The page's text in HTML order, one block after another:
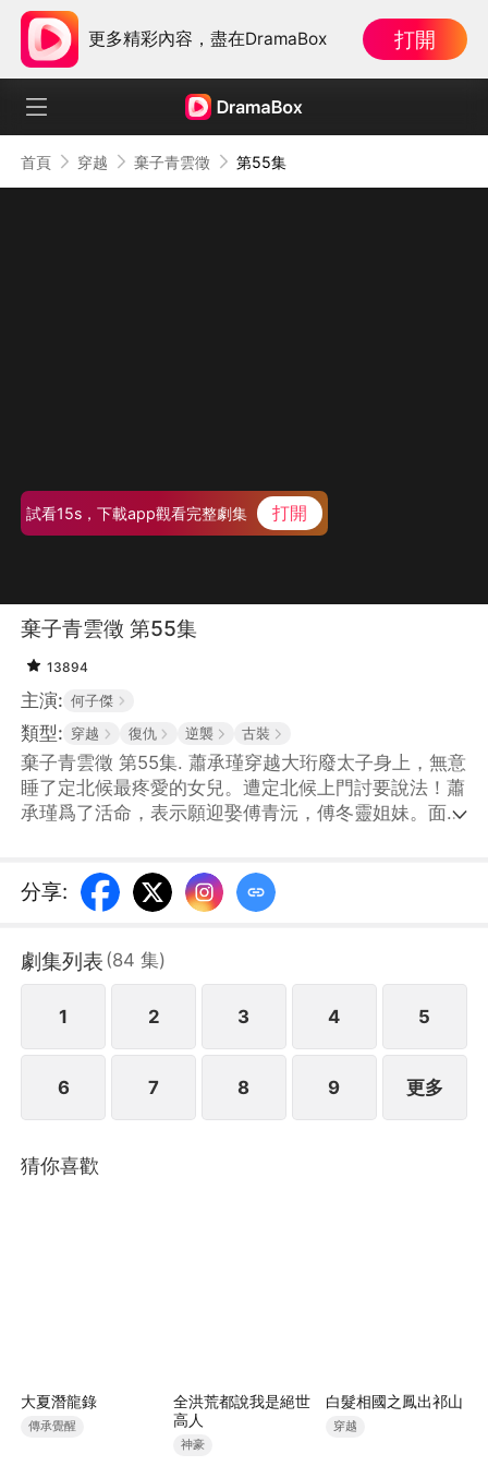
更多精彩內容，盡在DramaBox 打開
首頁 穿越 棄子青雲徵 第55集
試看15s，下載app觀看完整劇集 打開
棄子青雲徵 第55集
13894
主演: 何子傑
類型: 穿越 復仇 逆襲 古裝
棄子青雲徵 第55集. 蕭承瑾穿越大珩廢太子身上，無意
睡了定北候最疼愛的女兒。遭定北候上門討要說法！蕭
承瑾爲了活命，表示願迎娶傅青沅，傅冬靈姐妹。面對
分享:
劇集列表 (84 集)
1 2 3 4 5
6 7 8 9 更多
猜你喜歡
大夏潛龍錄
傳承覺醒
全洪荒都說我是絕世
高人
神豪
白髮相國之鳳出祁山
穿越